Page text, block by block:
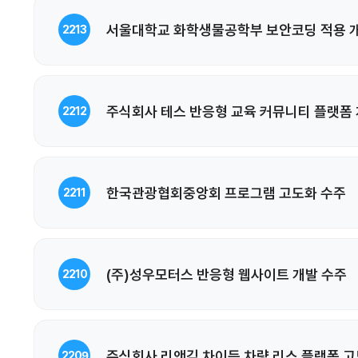
2213 서울대학교 화학생물공학부 보안코딩 적용
2212 주식회사 테스 반응형 교육 커뮤니티 플랫폼
2211 한국관광협회중앙회 프로그램 고도화 수주
2210 (주)성우모터스 반응형 웹사이트 개발 수주